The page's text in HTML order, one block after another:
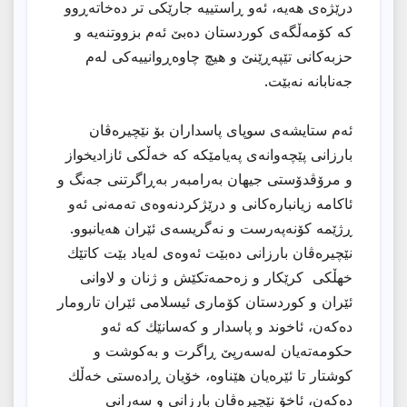
درێژەی هەیە، ئەو ڕاستییە جارێکی تر دەخاتەڕوو
کە کۆمەڵگەی کوردستان دەبێ ئەم بزووتنەیە و
حزبەکانی تێپەڕێنێ و هیچ چاوەڕوانییەکی لەم
جەنابانە نەبێت.
ئەم ستایشەی سوپای پاسداران بۆ نێچیرەڤان
بارزانی پێچەوانەی پەیامێکە کە خەڵکی ئازادیخواز
و مرۆڤدۆستی جیهان بەرامبەر بەڕاگرتنی جەنگ و
ئاکامە زیانبارەکانی و درێژکردنەوەی تەمەنی ئەو
ڕژێمە کۆنەپەرست و نەگریسەی ئێران هەیانبوو.
نێچیرەڤان بارزانی دەبێت ئەوەی لەیاد بێت کاتێك
خهڵکی کرێکار و زەحمەتکێش و ژنان و لاوانی
ئێران و كوردستان کۆماری ئیسلامی ئێران تارومار
دەکەن، ئاخوند و پاسدار و کەسانێك کە ئەو
حکومەتەیان لەسەرپێ ڕاگرت و بەکوشت و
کوشتار تا ئێرەیان هێناوە، خۆیان ڕادەستی خەڵك
دەکەن، ئاخۆ نێچیرەڤان بارزانی و سەرانی